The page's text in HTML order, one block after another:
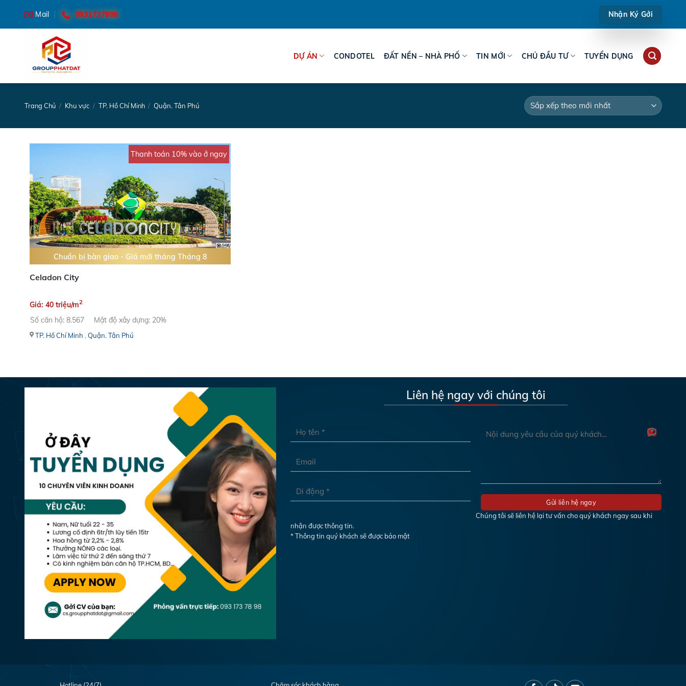
Mail 0931737898 Nhận Ký Gởi
DỰ ÁN CONDOTEL ĐẤT NỀN – NHÀ PHỐ TIN MỚI CHỦ ĐẦU TƯ TUYỂN DỤNG
Trang Chủ / Khu vực / TP. Hồ Chí Minh / Quận. Tân Phú
Thanh toán 10% vào ở ngay
Chuẩn bị bàn giao - Giá mới tháng Tháng 8
Celadon City
Giá: 40 triệu/m2
Số căn hộ: 8.567 Mật độ xây dựng: 20%
TP. Hồ Chí Minh , Quận. Tân Phú
Liên hệ ngay với chúng tôi
Chúng tôi sẽ liên hệ lại tư vấn cho quý khách ngay sau khi
nhận được thông tin.
* Thông tin quý khách sẽ được bảo mật